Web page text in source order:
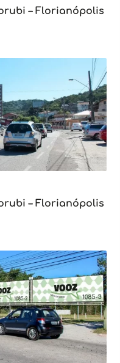
– Florianópolis
– Florianópolis